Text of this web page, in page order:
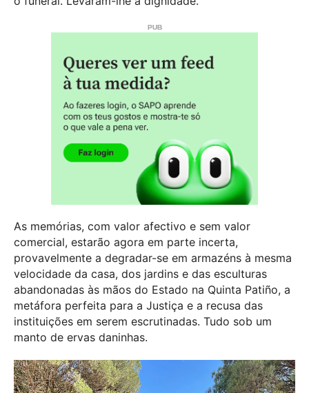
As memórias, com valor afectivo e sem valor
comercial, estarão agora em parte incerta,
provavelmente a degradar-se em armazéns à mesma
velocidade da casa, dos jardins e das esculturas
abandonadas às mãos do Estado na Quinta Patiño, a
metáfora perfeita para a Justiça e a recusa das
instituições em serem escrutinadas. Tudo sob um
manto de ervas daninhas.